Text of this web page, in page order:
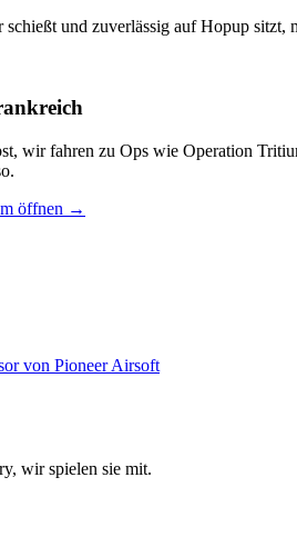
und zuverlässig auf Hopup sitzt,
wir fahren zu Ops wie Operation
öffnen →
wir spielen sie mit.